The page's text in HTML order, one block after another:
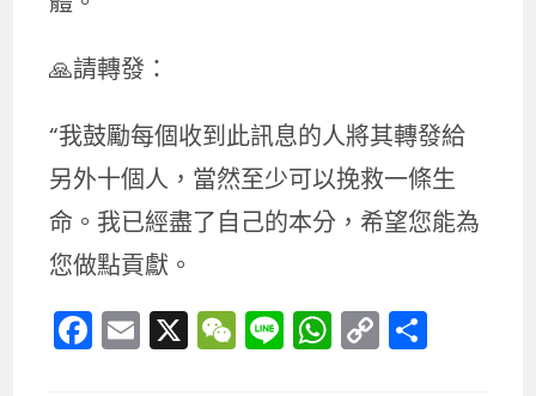
🙏請轉發：
“我鼓勵每個收到此訊息的人將其轉發給
另外十個人，當然至少可以挽救一條生
命。我已經盡了自己的本分，希望您能為
您做點貢獻。
F
a
E
m
X W
e
Li
n
W
h
C
o